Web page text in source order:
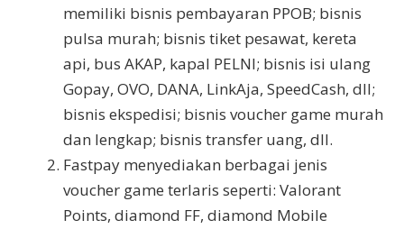
memiliki bisnis pembayaran PPOB; bisnis
pulsa murah; bisnis tiket pesawat, kereta
api, bus AKAP, kapal PELNI; bisnis isi ulang
Gopay, OVO, DANA, LinkAja, SpeedCash, dll;
bisnis ekspedisi; bisnis voucher game murah
dan lengkap; bisnis transfer uang, dll.
Fastpay menyediakan berbagai jenis
voucher game terlaris seperti: Valorant
Points, diamond FF, diamond Mobile